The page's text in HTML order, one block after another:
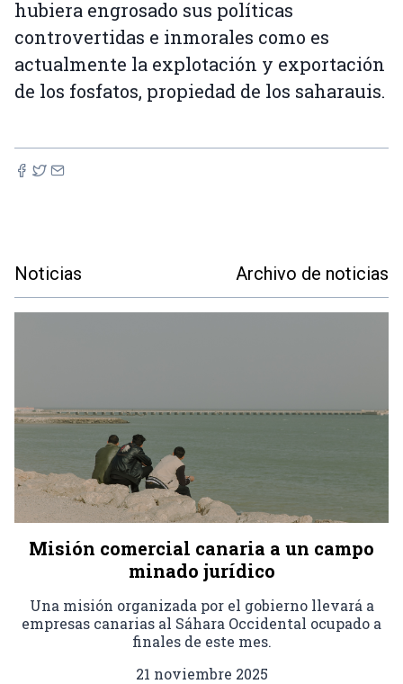
hubiera engrosado sus políticas
controvertidas e inmorales como es
actualmente la explotación y exportación
de los fosfatos, propiedad de los saharauis.
Noticias Archivo de noticias
Misión comercial canaria a un campo
minado jurídico
Una misión organizada por el gobierno llevará a
empresas canarias al Sáhara Occidental ocupado a
finales de este mes.
21 noviembre 2025